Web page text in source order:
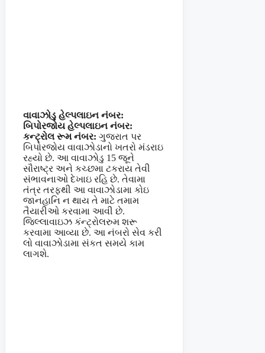
વાવાઝોડુ હેલ્પલાઇન નંબર:
બિપોરજોય હેલ્પલાઇન નંબર:
કન્ટ્રોલ રૂમ નંબર: ગુજરાત પર
બિપોરજોય વાવાઝોડાનો ખતરો મંડરાઇ
રહ્યો છે. આ વાવાઝોડુ 15 જૂને
સૌરાષ્ટ્ર અને કચ્છમા ટકરાય તેવી
સંભાવનાઓ દેખાઇ રહિ છે. તેવામા
તંત્ર તરફથી આ વાવાઝોડામા કોઇ
જાનહાનિ ન થાય તે માટે તમામ
તૈયારીઓ કરવામા આવી છે.
જિલ્લાવાઇઝ કંન્ટ્રોલરુમ શરૂ
કરવામા આવ્યા છે. આ નંબરો સેવ કરી
લો વાવાઝોડામા સંકત સમયે કામ
લાગશે.